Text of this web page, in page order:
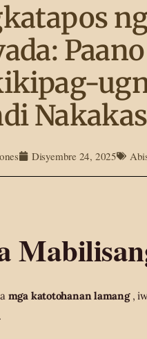
Disyembre 24, 2025
mga katotohanan lamang,